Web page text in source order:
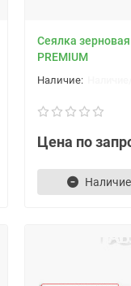
Cеялка
PREMIUM
Цена по